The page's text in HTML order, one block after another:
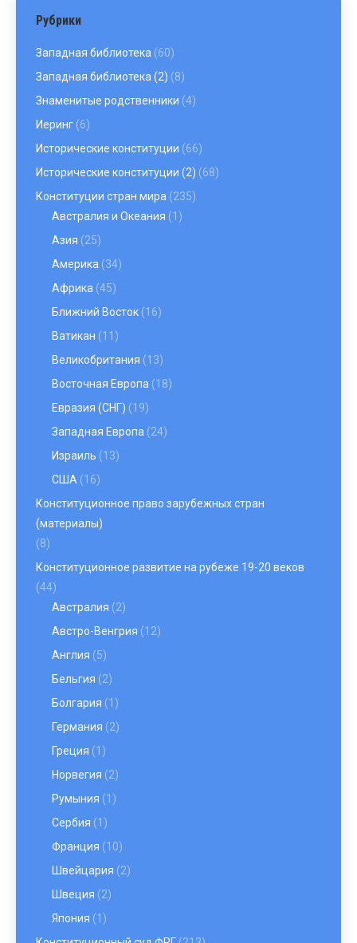
Рубрики
Западная библиотека (60)
Западная библиотека (2) (8)
Знаменитые родственники (4)
Иеринг (6)
Исторические конституции (66)
Исторические конституции (2) (68)
Конституции стран мира (235)
Австралия и Океания (1)
Азия (25)
Америка (34)
Африка (45)
Ближний Восток (16)
Ватикан (11)
Великобритания (13)
Восточная Европа (18)
Евразия (СНГ) (19)
Западная Европа (24)
Израиль (13)
США (16)
Конституционное право зарубежных стран
(материалы)
(8)
Конституционное развитие на рубеже 19-20 веков
(44)
Австралия (2)
Австро-Венгрия (12)
Англия (5)
Бельгия (2)
Болгария (1)
Германия (2)
Греция (1)
Норвегия (2)
Румыния (1)
Сербия (1)
Франция (10)
Швейцария (2)
Швеция (2)
Япония (1)